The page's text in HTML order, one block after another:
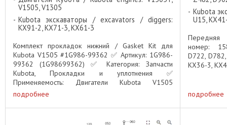
V1505, V1305
Kubota экскаваторы / excavators / diggers:
KX91-2, KX71-3, KX61-3
Комплект прокладок нижний / Gasket Kit для
Kubota V1505 #1G986-99362 ✅ Артикул: 1G986-
99362 (1G98699362) ✅ Категория: Запчасти
Kubota, Прокладки и уплотнения ✅
Применяемость: Двигатели Kubota V1505
Описание: Оригинальный комплект нижних
прокладок ...
подробнее
Kubota
U15,
Передняя
номер:
D722,
KX36-3,
подробнее